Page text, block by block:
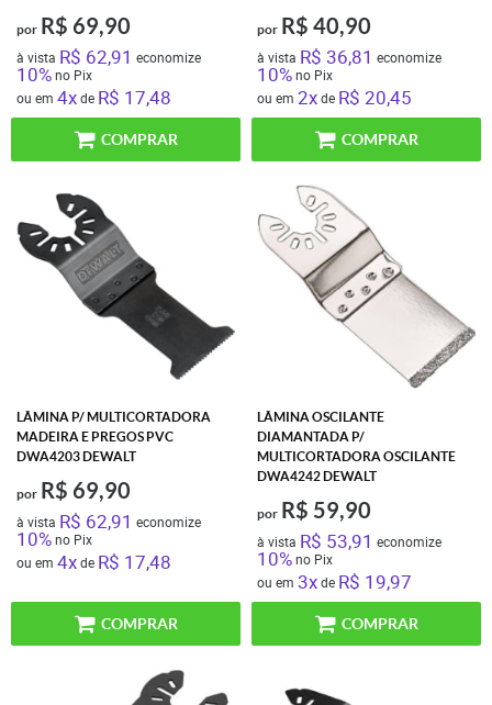
por R$ 69,90
à vista R$ 62,91 economize
10%no Pix
ou em 4xde R$ 17,48
COMPRAR
por R$ 40,90
à vista R$ 36,81 economize
10%no Pix
ou em 2xde R$ 20,45
COMPRAR
LÂMINA P/ MULTICORTADORA
MADEIRA E PREGOS PVC
DWA4203 DEWALT
por R$ 69,90
à vista R$ 62,91 economize
10%no Pix
ou em 4xde R$ 17,48
COMPRAR
LÂMINA OSCILANTE
DIAMANTADA P/
MULTICORTADORA OSCILANTE
DWA4242 DEWALT
por R$ 59,90
à vista R$ 53,91 economize
10%no Pix
ou em 3xde R$ 19,97
COMPRAR